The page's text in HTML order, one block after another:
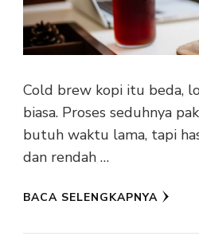
Cold brew kopi itu beda,
biasa. Proses seduhnya
butuh waktu lama, tapi
dan rendah …
BACA SELENGKAPNYA